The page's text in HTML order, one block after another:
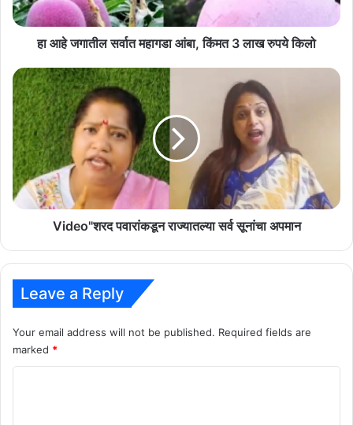
3
लाख
हा आहे जगातील सर्वात महागडा आंबा, किंमत 3 लाख रुपये किलो
Video"शरद
पवारांकडून
राज्यातल्या
सर्व
सूनांचा
अपमान
Video"शरद पवारांकडून राज्यातल्या सर्व सूनांचा अपमान
Leave a Reply
Your email address will not be published. Required fields are
marked *